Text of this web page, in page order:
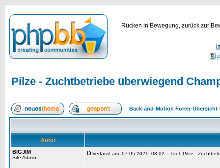
Rücken in Bewegung, zurück zur
Pilze - Zuchtbetriebe überwiegend
Back-and-Motion Foren-Übersicht
Autor
BIGJIM
Site Admin
Verfasst am: 07.05.2021, 03:02 Titel: Pilze -